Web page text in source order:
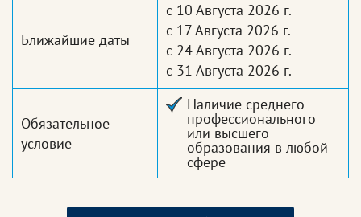
Ближайшие даты
с 10 Августа 2026 г.
с 17 Августа 2026 г.
с 24 Августа 2026 г.
с 31 Августа 2026 г.
Обязательное
условие
Наличие среднего
профессионального
или высшего
образования в любой
сфере